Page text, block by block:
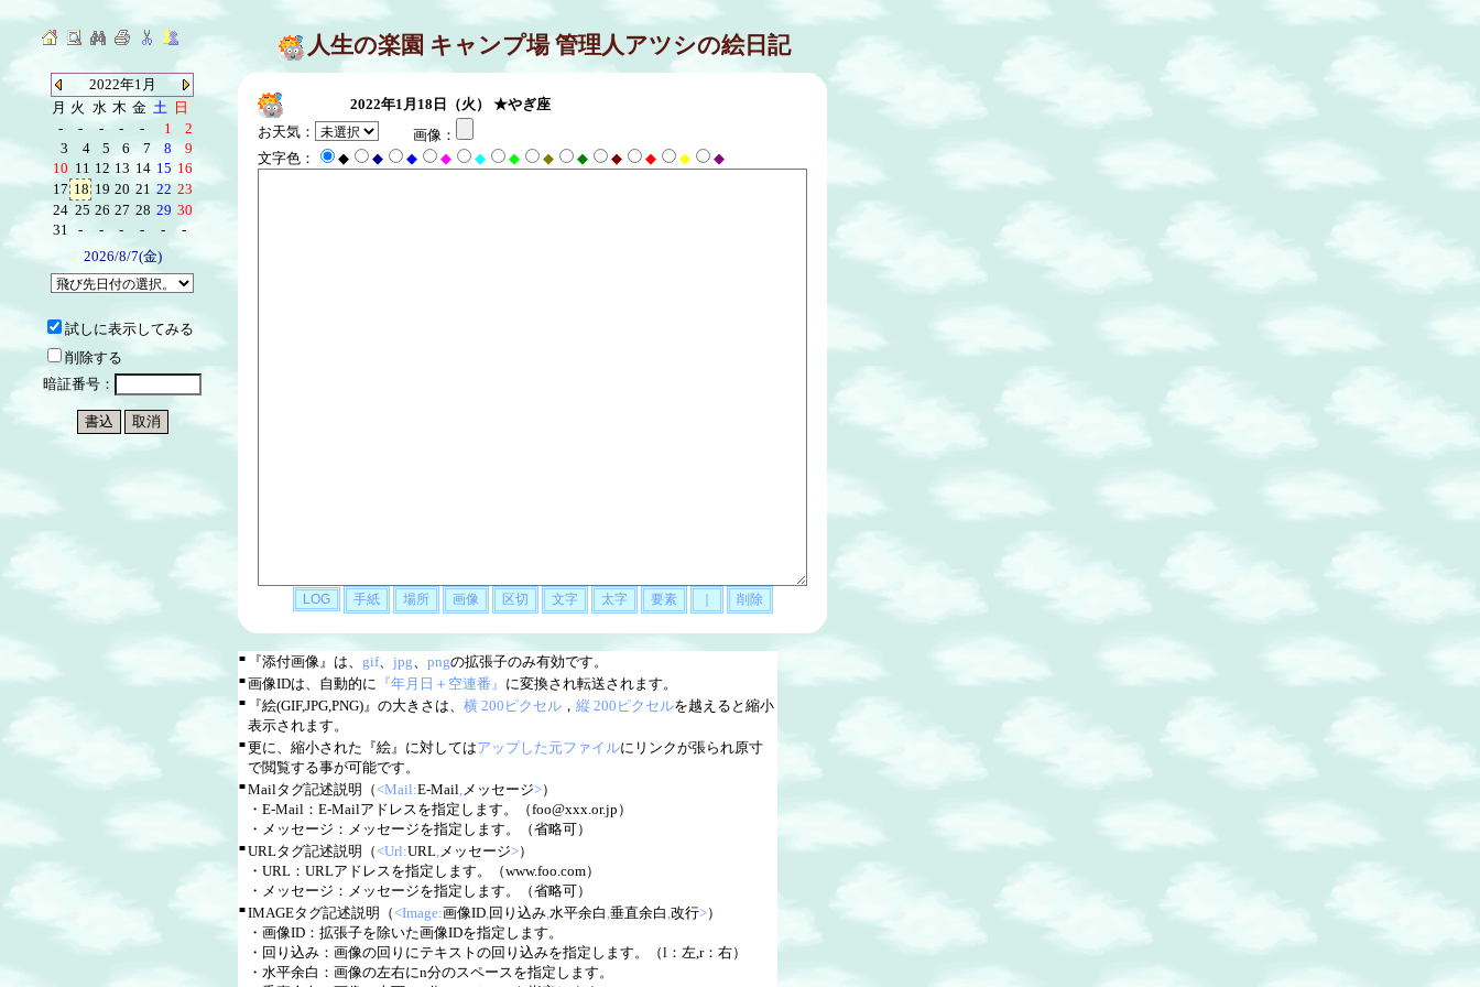
人生の楽園 キャンプ場 管理人アツシの絵日記
2022年1月
月 火 水 木 金 土 日
-
- - - - 1
2
3
4 5 6 7 8
9
10 11 12 13 14 15 16
17 18 19 20 21 22 23
24 25 26 27 28 29 30
31
- - - - -
-
2026/8/7(金)
試しに表示してみる
削除する
暗証番号：
2022年1月18日（火）
★やぎ座
お天気：
画像：
文字色：
◆ ◆ ◆ ◆ ◆ ◆ ◆ ◆ ◆ ◆ ◆ ◆
■ 『添付画像』は、 gif、 jpg、 pngの拡張子のみ有効です。
■画像IDは、自動的に 『年月日＋空連番』 に変換され転送されます。
■ 『絵(GIF,JPG,PNG)』の大きさは、 横 200ピクセル ， 縦 200ピクセルを越えると縮小
表示されます。
■更に、縮小された『絵』に対してはアップした元ファイルにリンクが張られ原寸
で閲覧する事が可能です。
■Mailタグ記述説明（<Mail:E-Mail,メッセージ>）
・E-Mail：E-Mailアドレスを指定します。（foo@xxx.or.jp）
・メッセージ：メッセージを指定します。（省略可）
■URLタグ記述説明（<Url:URL,メッセージ>）
・URL：URLアドレスを指定します。（www.foo.com）
・メッセージ：メッセージを指定します。（省略可）
■IMAGEタグ記述説明（<Image:画像ID,回り込み,水平余白 ,垂直余白 ,改行>）
・画像ID：拡張子を除いた画像IDを指定します。
・回り込み：画像の回りにテキストの回り込みを指定します。（l：左,r：右）
・水平余白：画像の左右にn分のスペースを指定します。